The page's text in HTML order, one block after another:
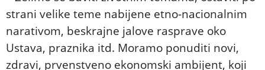
strani velike teme nabijene etno-nacionalnim
narativom, beskrajne jalove rasprave oko
Ustava, praznika itd. Moramo ponuditi novi,
zdravi, prvenstveno ekonomski ambijent, koji